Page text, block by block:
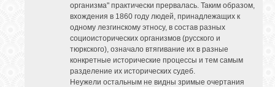
организма" практически прервалась. Таким образом,
вхождения в 1860 году людей, принадлежащих к
одному лезгинскому этносу, в состав разных
социоисторических организмов (русского и
тюркского), означало втягивание их в разные
конкретные исторические процессы и тем самым
разделение их исторических судеб.
Неужели остальным не видны зримые очертания